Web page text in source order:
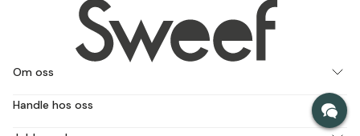
Om oss
Handle hos oss